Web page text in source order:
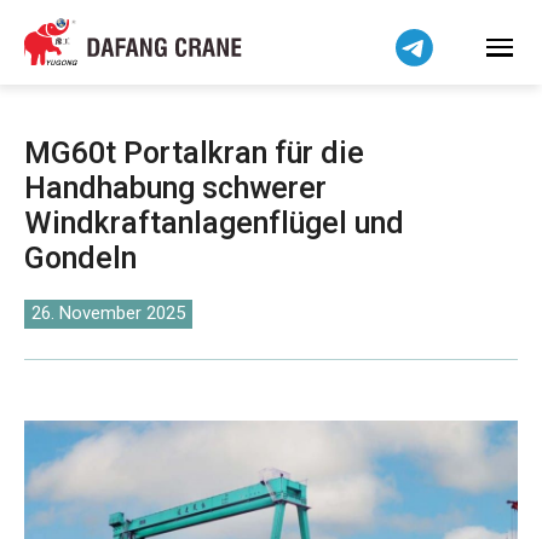
MG60t Portalkran für die
Handhabung schwerer
Windkraftanlagenflügel und
Gondeln
26. November 2025
Bahasa Indonesia
Bahasa Melayu
বাংলা
فارسی
Pilipino
Українська
Čeština
Kiswahili
Dansk
Norsk